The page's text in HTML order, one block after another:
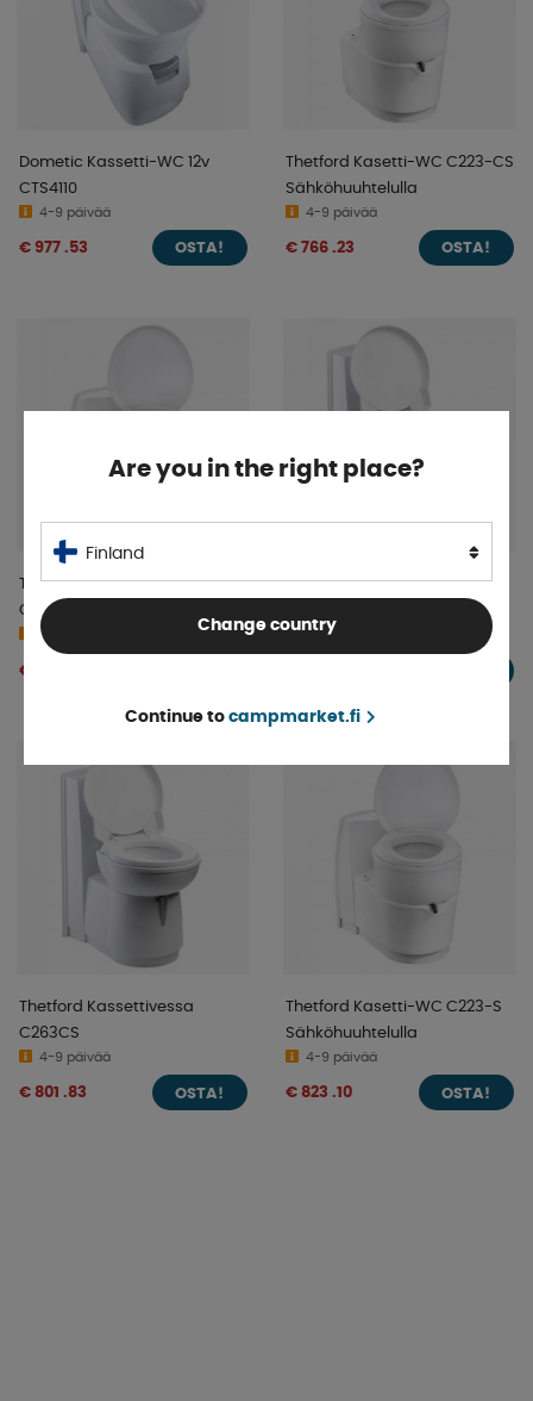
Dometic Kassetti-WC 12v
CTS4110
4-9 päivää
€ 977 .53 OSTA!
Thetford Kasetti-WC C223-CS
Sähköhuuhtelulla
4-9 päivää
€ 766 .23 OSTA!
Thetford Kasettivessa C224-
CW Manuaalinen
4-9 päivää
€ 840 .17
Thetford Kassettivessa
4-9 päivää
Thetford Kassettivessa
C263CS
4-9 päivää
€ 801 .83 OSTA!
Thetford Kasetti-WC C223-S
Sähköhuuhtelulla
4-9 päivää
€ 823 .10 OSTA!
Are you in the right place?
Finland
Change country
Continue to campmarket.fi